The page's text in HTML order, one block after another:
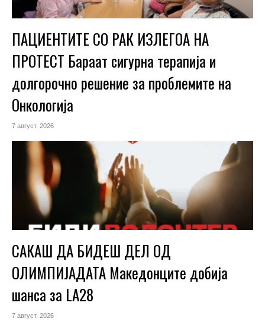
ПАЦИЕНТИТЕ СО РАК ИЗЛЕГОА НА
ПРОТЕСТ Бараат сигурна терапија и
долгорочно решение за проблемите на
Онкологија
7 август, 2026
САКАШ ДА БИДЕШ ДЕЛ ОД
ОЛИМПИЈАДАТА Македонците добија
шанса за LA28
7 август, 2026